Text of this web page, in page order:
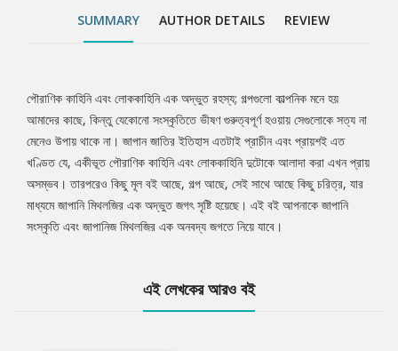
SUMMARY AUTHOR DETAILS REVIEW
Tab
Article
পৌরাণিক কাহিনি এবং লোককাহিনি এক অদ্ভুত রহস্য; গল্পগুলো কাল্পনিক মনে হয়
আমাদের কাছে, কিন্তু যেকোনো সংস্কৃতিতে ভীষণ গুরুত্বপূর্ণ হওয়ায় সেগুলোকে সত্য না
মেনেও উপায় থাকে না। জাপান জাতির ইতিহাস এতটাই প্রাচীন এবং প্রায়শই এত
খণ্ডিত যে, একীভূত পৌরাণিক কাহিনি এবং লোককাহিনি দুটোকে আলাদা করা এখন প্রায়
অসম্ভব। তারপরেও কিছু মূল বই আছে, গল্প আছে, সেই সাথে আছে কিছু চরিত্র, যার
মাধ্যমে জাপানি মিথলজির এক অদ্ভুত জগৎ সৃষ্টি হয়েছে। এই বই আপনাকে জাপানি
সংস্কৃতি এবং জাপানিজ মিথলজির এক অনবদ্য জগতে নিয়ে যাবে।
এই লেখকের আরও বই